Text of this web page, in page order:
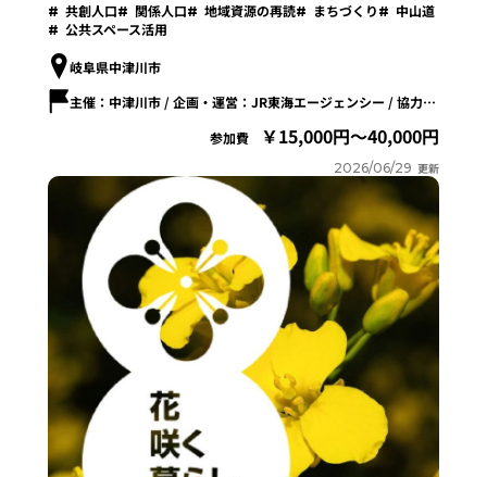
共創人口 関係人口 地域資源の再読 まちづくり
中山道
公共スペース活用
岐阜県中津川市
主催：中津川市 / 企画・運営：JR東海エージェンシー / 協力：KESIKI
参加費
15,000円～40,000円
2026/06/29 更新